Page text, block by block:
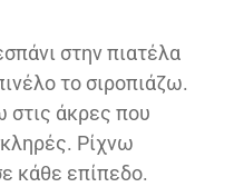
στην πιατέλα
το σιροπιάζω.
άκρες που
Ρίχνω
κάθε επίπεδο.